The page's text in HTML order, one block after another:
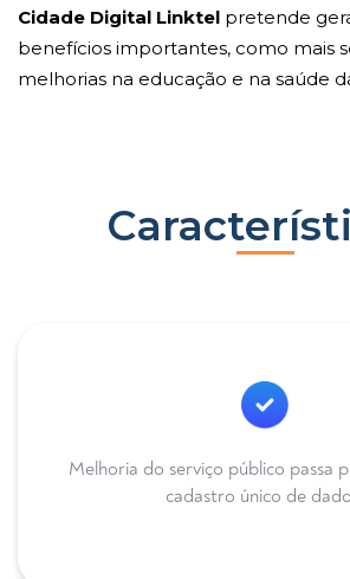
Cidade Digital Linktel pretende
benefícios importantes, como mais
melhorias na educação e na saúde
Melhoria do serviço público passa
cadastro único de